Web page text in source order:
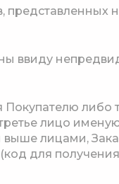
ввиду
Покупателю либо
лицо
выше лицами,
для